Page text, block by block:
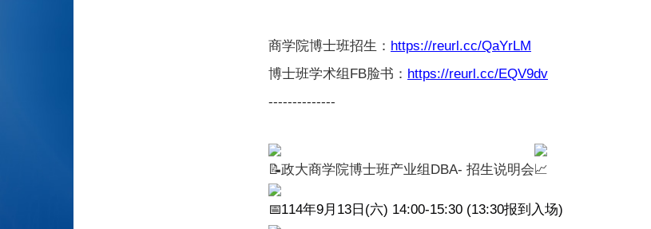
商学院博士班招生： https://reurl.cc/QaYrLM
博士班学术组FB脸书： https://reurl.cc/EQV9dv
--------------
政大商学院博士班产业组DBA- 招生说明会
114年9月 13 日 (六) 14:00-15:30 (13:30报到入场)